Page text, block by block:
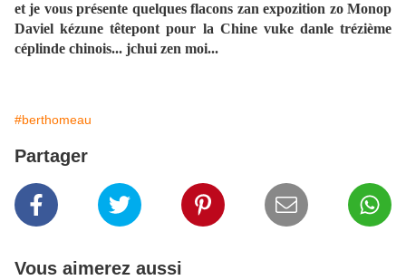
et je vous présente quelques flacons zan expozition zo Monop
Daviel kézune têtepont pour la Chine vuke danle trézième
céplinde chinois... jchui zen moi...
#berthomeau
Partager
Vous aimerez aussi